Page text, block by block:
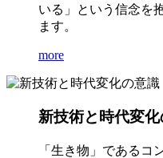
いる」という信念を
ます。
more
新技術と時代変
「生き物」であるコ